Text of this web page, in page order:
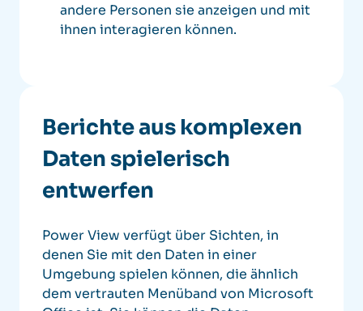
andere Personen sie anzeigen und mit
ihnen interagieren können.
Berichte aus komplexen
Daten spielerisch
entwerfen
Power View verfügt über Sichten, in
denen Sie mit den Daten in einer
Umgebung spielen können, die ähnlich
dem vertrauten Menüband von Microsoft